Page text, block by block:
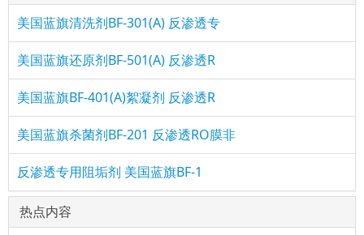
美国蓝旗清洗剂BF-301(A) 反渗透专
美国蓝旗还原剂BF-501(A) 反渗透R
美国蓝旗BF-401(A)絮凝剂 反渗透R
美国蓝旗杀菌剂BF-201 反渗透RO膜非
反渗透专用阻垢剂 美国蓝旗BF-1
热点内容